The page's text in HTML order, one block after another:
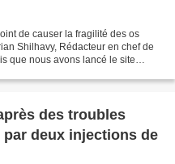
de causer la fragilité des os
Shilhavy, Rédacteur en chef de
que nous avons lancé le site
des troubles
deux injections de